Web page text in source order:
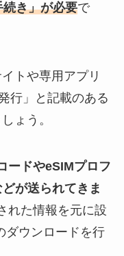
き」が必要で
トや専用アプリ
行」と記載のある
ょう。
ードやeSIMプロフ
が送られてきま
れた情報を元に設
ダウンロードを行